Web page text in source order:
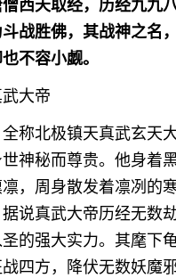
西天取经，历经九九
战胜佛，其战神之名
不容小觑。
大帝
称北极镇天真武玄天
神秘而尊贵。他身着
，周身散发着凛冽的
说真武大帝历经无数
的强大实力。其麾下
四方，降伏无数妖魔邪